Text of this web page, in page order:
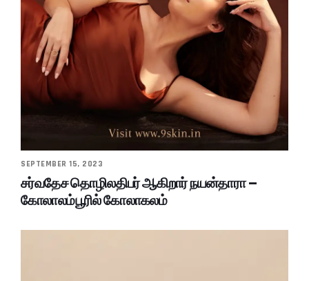
SEPTEMBER 15, 2023
சர்வதேச தொழிலதிபர் ஆகிறார் நயன்தாரா –
கோலாலம்பூரில் கோலாகலம்